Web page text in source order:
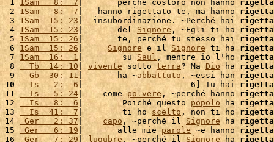
1 1Sam   8:  7 |       perché costoro non hanno
2 1Sam   8:  7 |   hanno rigettato te, ma hanno
3 1Sam  15: 23 |  insubordinazione. ~Perché hai
4 1Sam  15: 23|       del Signore , ~Egli ti ha
5 1Sam  15: 26 |       te, perché tu stesso hai
6 1Sam  15: 26 | Signore e il Signore ti ha
7 1Sam  16:  1|        su Saul , mentre io l'ho
8
  Tb  14: 10
| vivente sotto terra? Ma Dio ha
9
  Gb  30: 11
|       ha ~abbattuto , ~essi han
10
  Is   2:  6
|                      6] Tu hai
11
  Is   5: 24
|    come polvere, ~perché hanno
12
  Is   8:  6
|        Poiché questo popolo ha
13
  Is  41:  7
|        ti ho scelto , non ti ho
14 Ger   2: 37 | capo , ~perché il Signore ha
15 Ger   6: 19 |       alle mie parole ~e hanno
16
Ger   7: 29 | lugubre , ~perché il Signore ha